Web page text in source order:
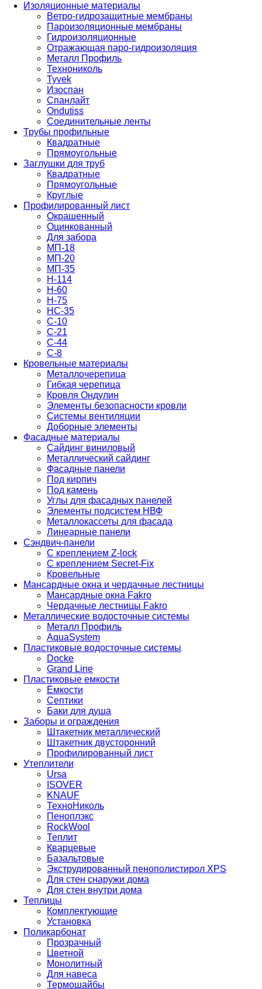
Изоляционные материалы
Ветро-гидрозащитные мембраны
Пароизоляционные мембраны
Гидроизоляционные
Отражающая паро-гидроизоляция
Металл Профиль
Технониколь
Tyvek
Изоспан
Спанлайт
Ondutiss
Соединительные ленты
Трубы профильные
Квадратные
Прямоугольные
Заглушки для труб
Квадратные
Прямоугольные
Круглые
Профилированный лист
Окрашенный
Оцинкованный
Для забора
МП-18
МП-20
МП-35
Н-114
Н-60
Н-75
НС-35
С-10
С-21
С-44
С-8
Кровельные материалы
Металлочерепица
Гибкая черепица
Кровля Ондулин
Элементы безопасности кровли
Системы вентиляции
Доборные элементы
Фасадные материалы
Сайдинг виниловый
Металлический сайдинг
Фасадные панели
Под кирпич
Под камень
Углы для фасадных панелей
Элементы подсистем НВФ
Металлокассеты для фасада
Линеарные панели
Сэндвич-панели
С креплением Z-lock
С креплением Secret-Fix
Кровельные
Мансардные окна и чердачные лестницы
Мансардные окна Fakro
Чердачные лестницы Fakro
Металлические водосточные системы
Металл Профиль
AquaSystem
Пластиковые водосточные системы
Docke
Grand Line
Пластиковые емкости
Ёмкости
Септики
Баки для душа
Заборы и ограждения
Штакетник металлический
Штакетник двусторонний
Профилированный лист
Утеплители
Ursa
ISOVER
KNAUF
ТехноНиколь
Пеноплэкс
RockWool
Теплит
Кварцевые
Базальтовые
Экструдированный пенополистирол XPS
Для стен снаружи дома
Для стен внутри дома
Теплицы
Комплектующие
Установка
Поликарбонат
Прозрачный
Цветной
Монолитный
Для навеса
Термошайбы